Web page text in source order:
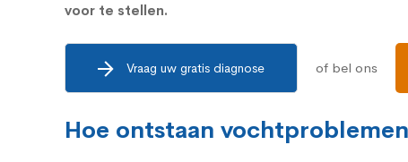
voor te stellen.
Vraag uw gratis diagnose of bel ons
Hoe ontstaan